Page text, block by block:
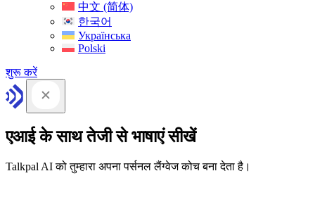
中文 (简体)
한국어
Українська
Polski
शुरू करें
एआई के साथ तेजी से भाषाएं सीखें
Talkpal AI को तुम्हारा अपना पर्सनल लैंग्वेज कोच बना देता है।